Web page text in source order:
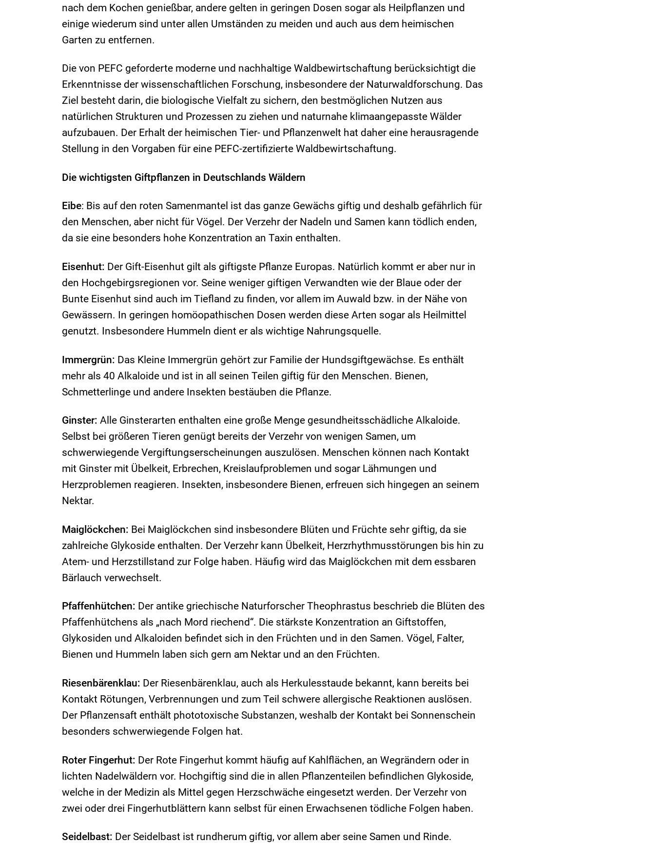
nach dem Kochen genießbar, andere gelten in geringen Dosen sogar als Heilpflanzen und
einige wiederum sind unter allen Umständen zu meiden und auch aus dem heimischen
Garten zu entfernen.
Die von PEFC geforderte moderne und nachhaltige Waldbewirtschaftung berücksichtigt die
Erkenntnisse der wissenschaftlichen Forschung, insbesondere der Naturwaldforschung. Das
Ziel besteht darin, die biologische Vielfalt zu sichern, den bestmöglichen Nutzen aus
natürlichen Strukturen und Prozessen zu ziehen und naturnahe klimaangepasste Wälder
aufzubauen. Der Erhalt der heimischen Tier- und Pflanzenwelt hat daher eine herausragende
Stellung in den Vorgaben für eine PEFC-zertifizierte Waldbewirtschaftung.
Die wichtigsten Giftpflanzen in Deutschlands Wäldern
Eibe: Bis auf den roten Samenmantel ist das ganze Gewächs giftig und deshalb gefährlich für
den Menschen, aber nicht für Vögel. Der Verzehr der Nadeln und Samen kann tödlich enden,
da sie eine besonders hohe Konzentration an Taxin enthalten.
Eisenhut: Der Gift-Eisenhut gilt als giftigste Pflanze Europas. Natürlich kommt er aber nur in
den Hochgebirgsregionen vor. Seine weniger giftigen Verwandten wie der Blaue oder der
Bunte Eisenhut sind auch im Tiefland zu finden, vor allem im Auwald bzw. in der Nähe von
Gewässern. In geringen homöopathischen Dosen werden diese Arten sogar als Heilmittel
genutzt. Insbesondere Hummeln dient er als wichtige Nahrungsquelle.
Immergrün: Das Kleine Immergrün gehört zur Familie der Hundsgiftgewächse. Es enthält
mehr als 40 Alkaloide und ist in all seinen Teilen giftig für den Menschen. Bienen,
Schmetterlinge und andere Insekten bestäuben die Pflanze.
Ginster: Alle Ginsterarten enthalten eine große Menge gesundheitsschädliche Alkaloide.
Selbst bei größeren Tieren genügt bereits der Verzehr von wenigen Samen, um
schwerwiegende Vergiftungserscheinungen auszulösen. Menschen können nach Kontakt
mit Ginster mit Übelkeit, Erbrechen, Kreislaufproblemen und sogar Lähmungen und
Herzproblemen reagieren. Insekten, insbesondere Bienen, erfreuen sich hingegen an seinem
Nektar.
Maiglöckchen: Bei Maiglöckchen sind insbesondere Blüten und Früchte sehr giftig, da sie
zahlreiche Glykoside enthalten. Der Verzehr kann Übelkeit, Herzrhythmusstörungen bis hin zu
Atem- und Herzstillstand zur Folge haben. Häufig wird das Maiglöckchen mit dem essbaren
Bärlauch verwechselt.
Pfaffenhütchen: Der antike griechische Naturforscher Theophrastus beschrieb die Blüten des
Pfaffenhütchens als „nach Mord riechend“. Die stärkste Konzentration an Giftstoffen,
Glykosiden und Alkaloiden befindet sich in den Früchten und in den Samen. Vögel, Falter,
Bienen und Hummeln laben sich gern am Nektar und an den Früchten.
Riesenbärenklau: Der Riesenbärenklau, auch als Herkulesstaude bekannt, kann bereits bei
Kontakt Rötungen, Verbrennungen und zum Teil schwere allergische Reaktionen auslösen.
Der Pflanzensaft enthält phototoxische Substanzen, weshalb der Kontakt bei Sonnenschein
besonders schwerwiegende Folgen hat.
Roter Fingerhut: Der Rote Fingerhut kommt häufig auf Kahlflächen, an Wegrändern oder in
lichten Nadelwäldern vor. Hochgiftig sind die in allen Pflanzenteilen befindlichen Glykoside,
welche in der Medizin als Mittel gegen Herzschwäche eingesetzt werden. Der Verzehr von
zwei oder drei Fingerhutblättern kann selbst für einen Erwachsenen tödliche Folgen haben.
Seidelbast: Der Seidelbast ist rundherum giftig, vor allem aber seine Samen und Rinde.